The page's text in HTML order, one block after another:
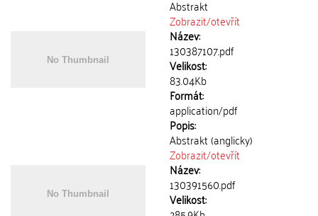
Abstrakt
Zobrazit/otevřít
Název:
130387107.pdf
Velikost:
83.04Kb
Formát:
application/pdf
Popis:
Abstrakt (anglicky)
Zobrazit/otevřít
Název:
130391560.pdf
Velikost: